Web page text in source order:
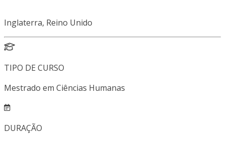
Inglaterra, Reino Unido
TIPO DE CURSO
Mestrado em Ciências Humanas
DURAÇÃO